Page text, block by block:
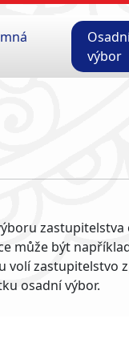
výbor
může být
volí
osadní výbor.